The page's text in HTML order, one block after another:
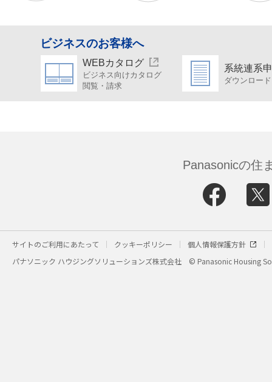
ビジネスのお客様へ
WEBカタログ
ビジネス向けカタログ
閲覧・請求
系統連系
ダウンロード
Panasonicの住
サイトのご利用にあたって クッキーポリシー
個人情報保護方針
パナソニック ハウジングソリューションズ株式会社
© Panasonic Housing